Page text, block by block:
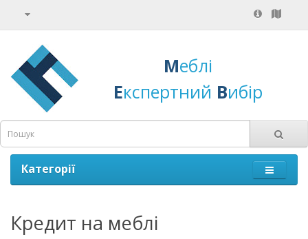
Меблі
Експертний Вибір
Категорії
Кредит на меблі